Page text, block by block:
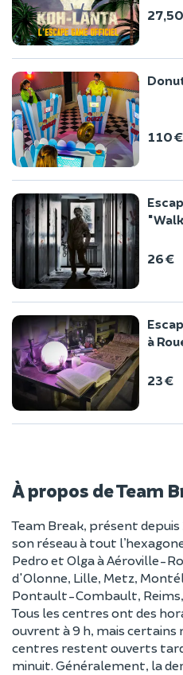
110 €
26 €
à
23 €
À propos de Team
Team Break, présent
son réseau à tout
Pedro et Olga à Aéroville-
d'Olonne, Lille, Metz,
Pontault-Combault, Reims,
Tous les centres ont des
ouvrent à 9 h, mais certains
centres restent ouverts tard,
minuit. Généralement, la